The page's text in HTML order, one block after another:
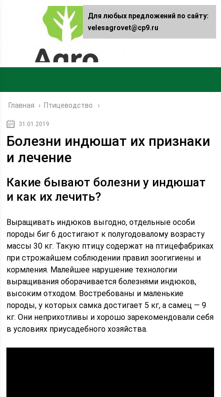
Главная › Птицеводство
31.01.2019
Болезни индюшат их признаки
и лечение
Какие бывают болезни у индюшат
и как их лечить?
Выращивать индюков выгодно, отдельные особи
породы биг 6 достигают к полугодовалому возрасту
массы 30 кг. Такую птицу содержат на птицефабриках
при строжайшем соблюдении правил зоогигиены и
кормления. Малейшее нарушение технологии
выращивания оборачивается болезнями индюков,
высоким отходом. Востребованы и маленькие
породы, у которых самка достигает 5 кг, а самец — 9
кг. Они неприхотливы и хорошо зарекомендовали себя
в условиях приусадебного хозяйства.
Для любых предложений по сайту:
velesagrovet@cp9.ru